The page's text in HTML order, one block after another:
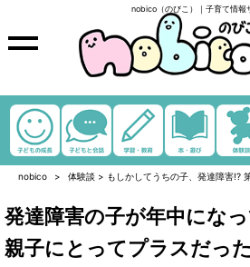
nobico（のびこ）｜子育て情報
nobico 体験談 > もしかしてうちの子、発達障害!?
発達障害の子が年中にな
親子にとってプラスだっ